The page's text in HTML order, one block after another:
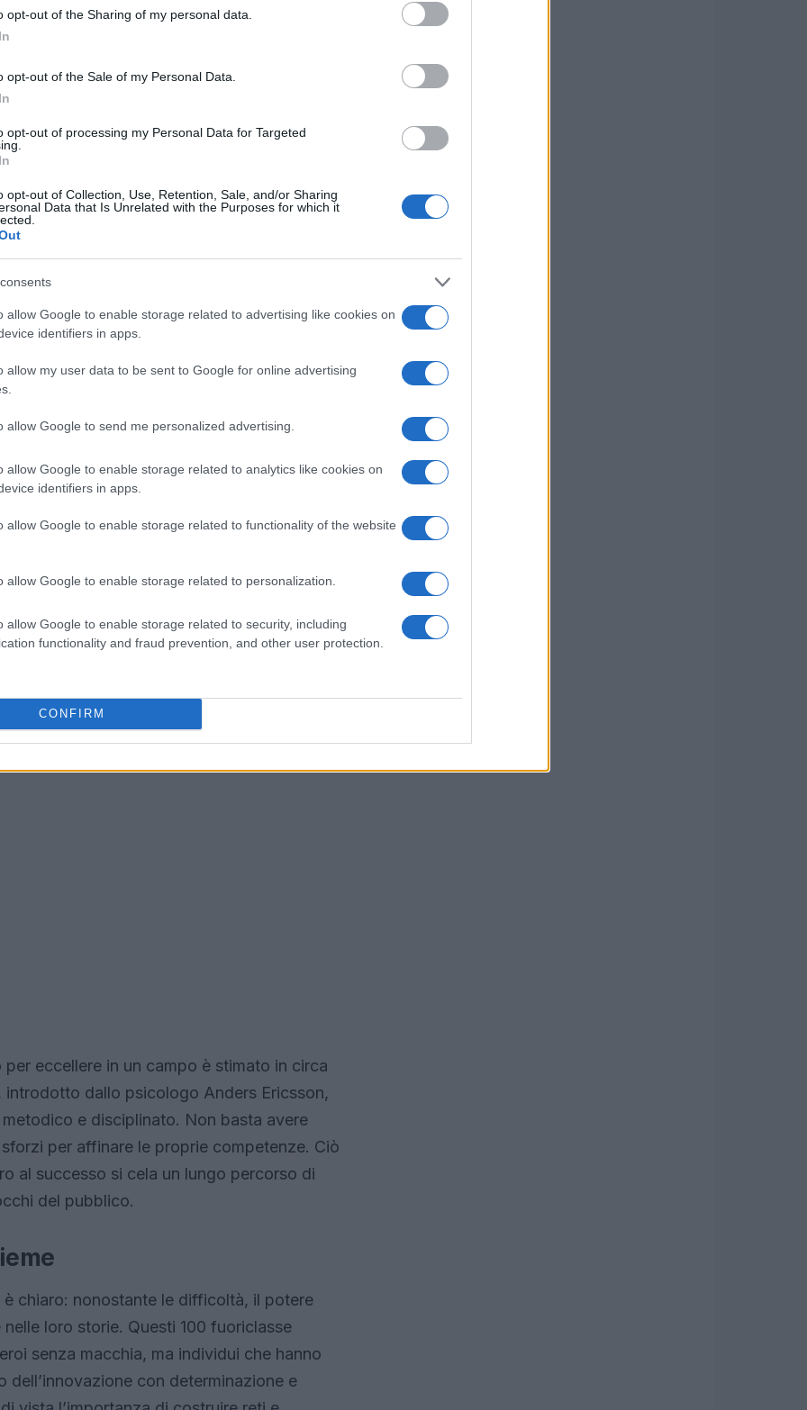
opt-out of the Sharing of my personal data.
opt-out of the Sale of my Personal Data.
opt-out of processing my Personal Data for Targeted
opt-out of Collection, Use, Retention, Sale, and/or Sharing
Data that Is Unrelated with the Purposes for which it
allow Google to enable storage related to advertising like cookies on
identifiers in apps.
allow my user data to be sent to Google for online advertising
allow Google to send me personalized advertising.
allow Google to enable storage related to analytics like cookies on
identifiers in apps.
allow Google to enable storage related to functionality of the website
allow Google to enable storage related to personalization.
allow Google to enable storage related to security, including
functionality and fraud prevention, and other user protection.
CONFIRM
per il settore innovativo. Gli investimenti non
startup
di rivedere le proprie strategie. Tuttavia,
solo come un fallimento, ma come
e di affrontare le sfide a testa alta.
selezionati sulla base della loro
avanti progetti significativi. Questi
hanno preso decisioni coraggiose e
sfavorevole, è possibile realizzare sogni e
come l’apertura di nuovi mercati, lo
di comunità collaborative.
le chiavi del successo
è laperseveranza. In un’epoca in cui
come il
deriva da un impegno costante e da una
dimostrato che il
obiettivi ambiziosi.
eccellere in un campo è stimato in circa
dallo psicologo Anders Ericsson,
e disciplinato. Non basta avere
per affinare le proprie competenze. Ciò
al successo si cela un lungo percorso di
del pubblico.
chiaro: nonostante le difficoltà, il potere
loro storie. Questi 100 fuoriclasse
senza macchia, ma individui che hanno
con determinazione e